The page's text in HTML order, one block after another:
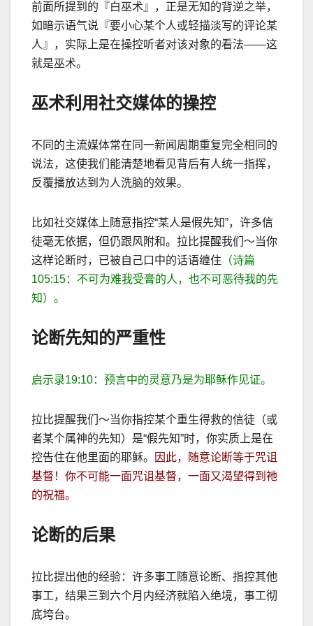
前面所提到的『白巫术』，正是无知的背逆之举，
如暗示语气说『要小心某个人或轻描淡写的评论某
人』，实际上是在操控听者对该对象的看法——这
就是巫术。
巫术利用社交媒体的操控
不同的主流媒体常在同一新闻周期重复完全相同的
说法，这使我们能清楚地看见背后有人统一指挥，
反覆播放达到为人洗脑的效果。
比如社交媒体上随意指控“某人是假先知”，许多信
徒毫无依据，但仍跟风附和。拉比提醒我们～当你
这样论断时，已被自己口中的话语缠住 （诗篇
105:15：不可为难我受膏的人，也不可恶待我的先
知）。
论断先知的严重性
启示录19:10：预言中的灵意乃是为耶稣作见证。
拉比提醒我们～当你指控某个重生得救的信徒（或
者某个属神的先知）是“假先知”时，你实质上是在
控告住在他里面的耶稣。
因此，随意论断等于咒诅
基督！你不可能一面咒诅基督，一面又渴望得到祂
的祝福。
论断的后果
拉比提出他的经验：许多事工随意论断、指控其他
事工，结果三到六个月内经济就陷入绝境，事工彻
底垮台。